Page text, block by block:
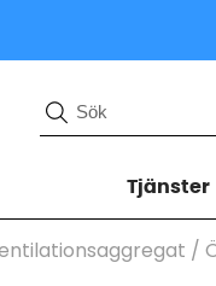
Tjänster
/